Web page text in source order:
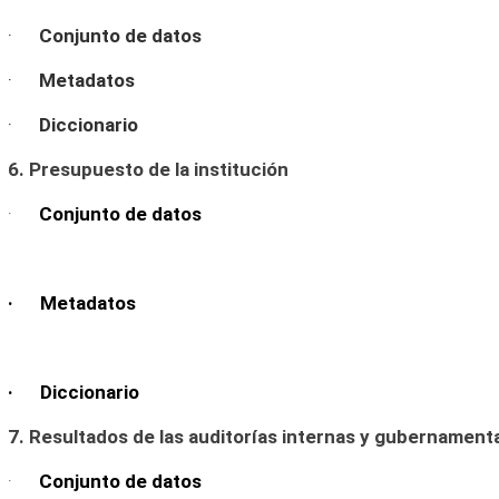
· Conjunto de datos
· Metadatos
· Diccionario
6. Presupuesto de la institución
· Conjunto de datos
· Metadatos
· Diccionario
7. Resultados de las auditorías internas y
· Conjunto de datos